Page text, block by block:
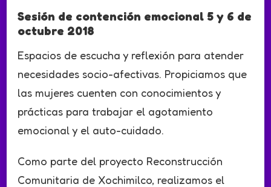
Sesión de contención emocional 5 y 6 de
octubre 2018
Espacios de escucha y reflexión para atender
necesidades socio-afectivas. Propiciamos que
las mujeres cuenten con conocimientos y
prácticas para trabajar el agotamiento
emocional y el auto-cuidado.
Como parte del proyecto Reconstrucción
Comunitaria de Xochimilco, realizamos el